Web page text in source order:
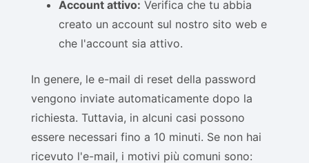
Account attivo: Verifica che tu abbia
creato un account sul nostro sito web e
che l'account sia attivo.
In genere, le e-mail di reset della password
vengono inviate automaticamente dopo la
richiesta. Tuttavia, in alcuni casi possono
essere necessari fino a 10 minuti. Se non hai
ricevuto l'e-mail, i motivi più comuni sono: